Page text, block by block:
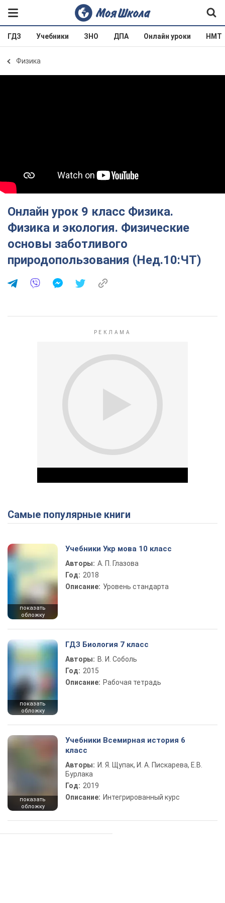
ГДЗ Учебники ЗНО ДПА Онлайн уроки НМТ
Физика
Онлайн урок 9 класс Физика.
Физика и экология. Физические
основы заботливого
природопользования (Нед.10:ЧТ)
Play Video
Самые популярные книги
показать
обложку
Учебники Укр мова 10 класс
Авторы: А. П. Глазова
Год: 2018
Описание: Уровень стандарта
показать
обложку
ГДЗ Биология 7 класс
Авторы: В. И. Соболь
Год: 2015
Описание: Рабочая тетрадь
показать
обложку
Учебники Всемирная история 6
класс
Авторы: И. Я. Щупак, И. А. Пискарева, Е.В.
Бурлака
Год: 2019
Описание: Интегрированный курс